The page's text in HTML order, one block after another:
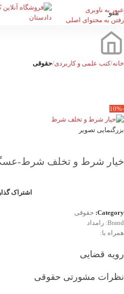
عبور به ناوبری
رفتن به محتوای اصلی
منو
خانه کتب علمی و کاربردی حقوقی
-10%
بزرگنمایی تصویر
خیار شرط و تخلف شرط-
اشتراک
Category: حقوقی
Brand: رامداد
همراه با:
رویه قضایی
نظرات مشورتی حقوقی